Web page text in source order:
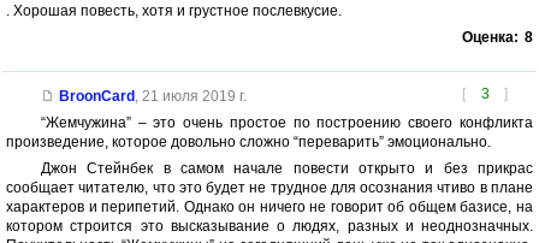
. Хорошая повесть, хотя и грустное послевкусие.
Оценка: 8
[ 3 ]
BroonCard , 21 июля 2019 г.
“Жемчужина” – это очень простое по построению своего конфликта
произведение, которое довольно сложно “переварить” эмоционально.
Джон Стейнбек в самом начале повести открыто и без прикрас
сообщает читателю, что это будет не трудное для осознания чтиво в плане
характеров и перипетий. Однако он ничего не говорит об общем базисе, на
котором строится это высказывание о людях, разных и неоднозначных.